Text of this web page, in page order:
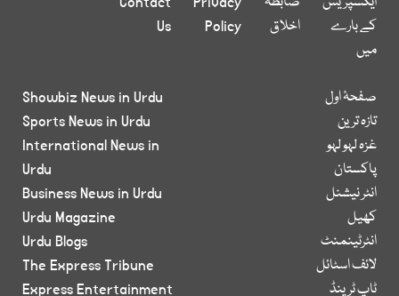
کے بارے
میں
اخلاق
Policy
Us
صفحۂ اول
تازہ ترین
غزہ لہو لہو
پاکستان
انٹر نیشنل
کھیل
انٹرٹینمنٹ
لائف اسٹائل
ٹاپ ٹرینڈ
Showbiz News in Urdu
Sports News in Urdu
International News in
Urdu
Business News in Urdu
Urdu Magazine
Urdu Blogs
The Express Tribune
Express Entertainment